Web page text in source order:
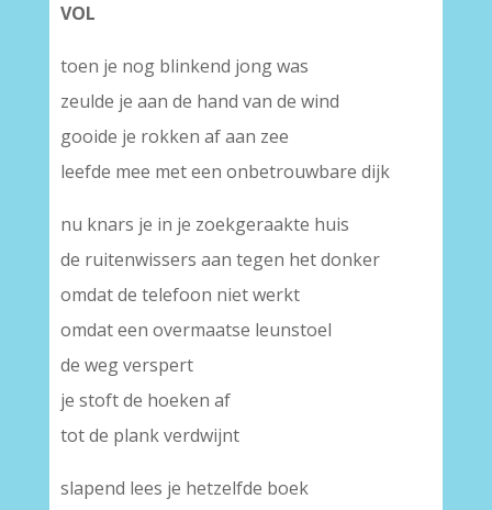
VOL
toen je nog blinkend jong was
zeulde je aan de hand van de wind
gooide je rokken af aan zee
leefde mee met een onbetrouwbare dijk
nu knars je in je zoekgeraakte huis
de ruitenwissers aan tegen het donker
omdat de telefoon niet werkt
omdat een overmaatse leunstoel
de weg verspert
je stoft de hoeken af
tot de plank verdwijnt
slapend lees je hetzelfde boek